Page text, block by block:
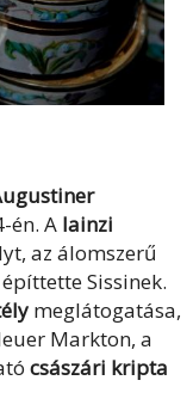
én. A lainzi
az álomszerű
Sissinek.
meglátogatása,
Markton, a
császári kripta